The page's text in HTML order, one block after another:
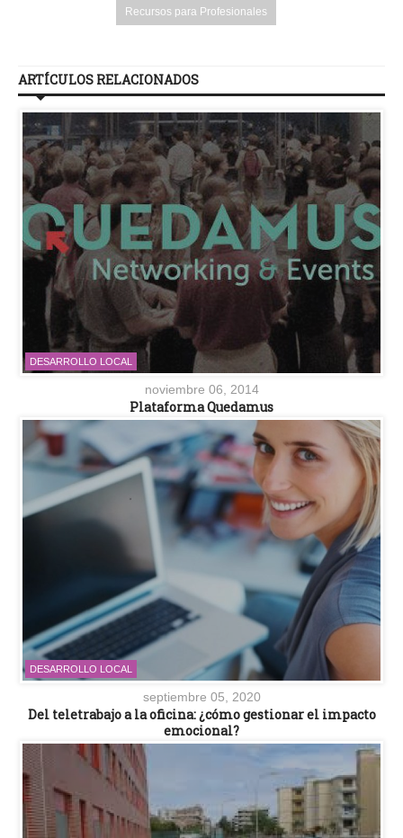
Recursos para Profesionales
ARTÍCULOS RELACIONADOS
DESARROLLO LOCAL
noviembre 06, 2014
Plataforma Quedamus
DESARROLLO LOCAL
septiembre 05, 2020
Del teletrabajo a la oficina: ¿cómo gestionar el impacto
emocional?